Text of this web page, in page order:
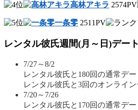
高林アキラ 2574PV
一条零 2511PV
レンタル彼氏週間(月～日)デー
7/27～8/2
レンタル彼氏と180回の通常デー
レンタル彼氏と3回のオンライン
7/20～7/26
レンタル彼氏と170回の通常デー